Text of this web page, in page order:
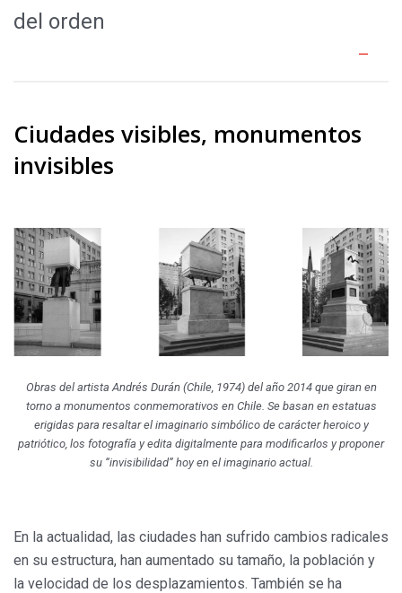
del orden
Ciudades visibles, monumentos
invisibles
Obras del artista Andrés Durán (Chile, 1974) del año 2014 que giran en
torno a monumentos conmemorativos en Chile. Se basan en estatuas
erigidas para resaltar el imaginario simbólico de carácter heroico y
patriótico, los fotografía y edita digitalmente para modificarlos y proponer
su “invisibilidad” hoy en el imaginario actual.
En la actualidad, las ciudades han sufrido cambios radicales
en su estructura, han aumentado su tamaño, la población y
la velocidad de los desplazamientos. También se ha